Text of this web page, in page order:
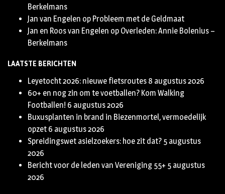
Berkelmans
Jan van Engelen op Probleem met de Geldmaat
Jan en Roos van Engelen op Overleden: Annie Bolenius –
Berkelmans
LAATSTE BERICHTEN
Leyetocht 2026: nieuwe fietsroutes 8 augustus 2026
60+ en nog zin om te voetballen? Kom Walking
Footballen! 6 augustus 2026
Buxusplanten in brand in Biezenmortel, vermoedelijk
opzet 6 augustus 2026
Spreidingswet asielzoekers: hoe zit dat? 5 augustus
2026
Bericht voor de leden van Vereniging 55+ 5 augustus
2026